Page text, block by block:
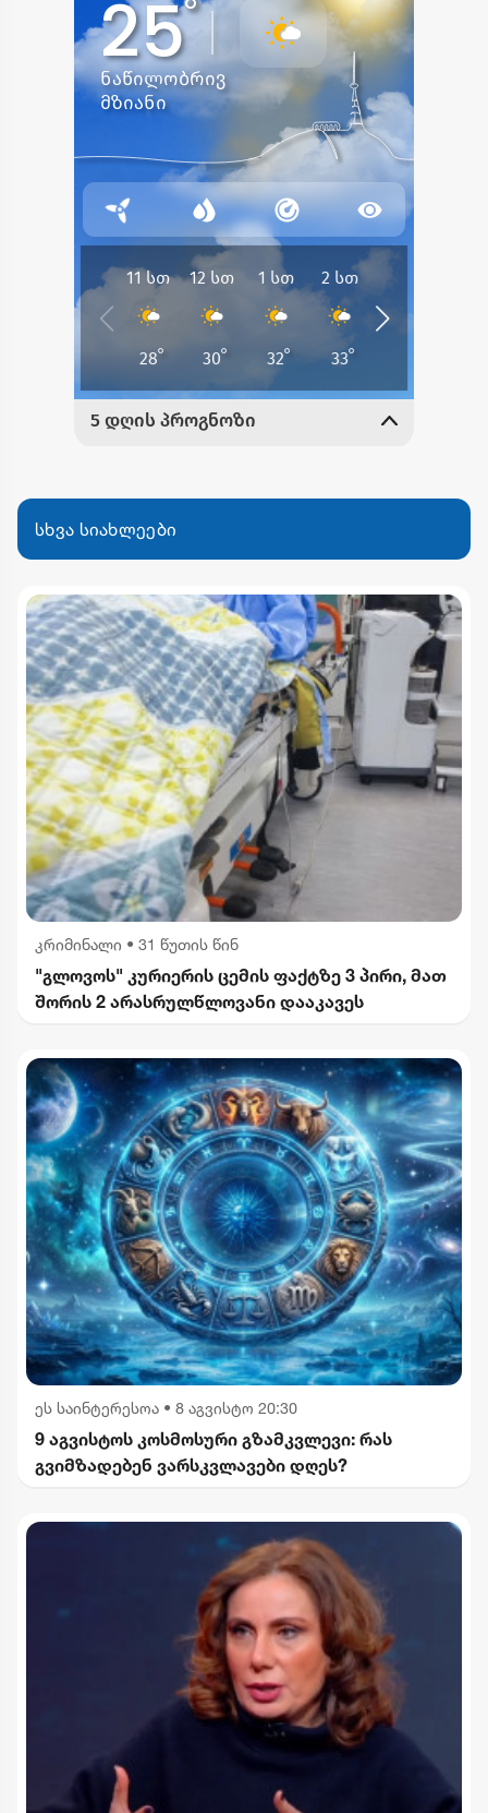
სხვა სიახლეები
კრიმინალი • 31 წუთის წინ
"გლოვოს" კურიერის ცემის ფაქტზე 3 პირი, მათ
შორის 2 არასრულწლოვანი დააკავეს
ეს საინტერესოა • 8 აგვისტო 20:30
9 აგვისტოს კოსმოსური გზამკვლევი: რას
გვიმზადებენ ვარსკვლავები დღეს?